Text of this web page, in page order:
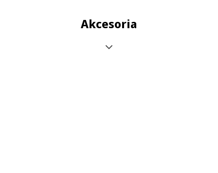
Akcesoria